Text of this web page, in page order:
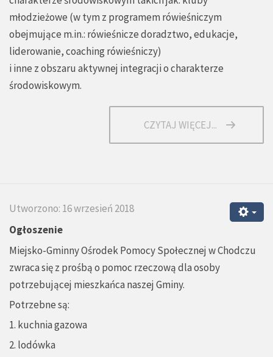
młodzieżowe (w tym z programem rówieśniczym
obejmujące m.in.: rówieśnicze doradztwo, edukacje,
liderowanie, coaching rówieśniczy)
i inne z obszaru aktywnej integracji o charakterze
środowiskowym.
CZYTAJ WIĘCEJ...
Utworzono: 16 wrzesień 2018
Ogłoszenie
Miejsko-Gminny Ośrodek Pomocy Społecznej w Chodczu
zwraca się z prośbą o pomoc rzeczową dla osoby
potrzebującej mieszkańca naszej Gminy.
Potrzebne są:
1. kuchnia gazowa
2. lodówka